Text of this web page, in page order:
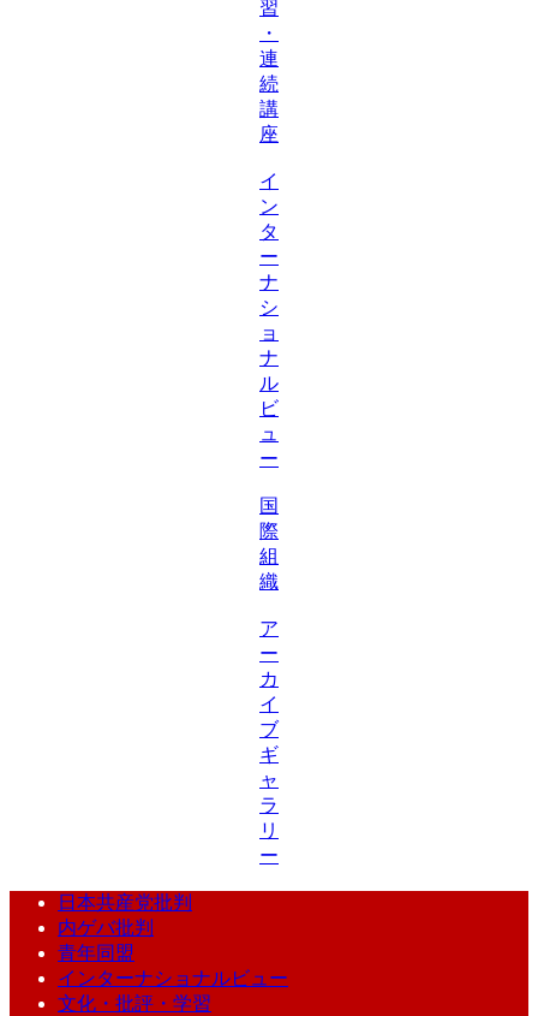
習
・
連
続
講
座
イ
ン
タ
ー
ナ
シ
ョ
ナ
ル
ビ
ュ
ー
国
際
組
織
ア
ー
カ
イ
ブ
ギ
ャ
ラ
リ
ー
日本共産党批判
内ゲバ批判
青年同盟
インターナショナルビュー
文化・批評・学習